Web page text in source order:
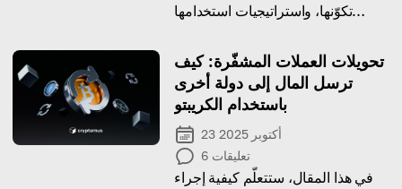
تكوّنها، واستراتيجيات استخدامها
تحويلات العملات المشفّرة: كيف
ترسل المال إلى دولة أخرى
باستخدام الكريبتو
23 أكتوبر 2025
6 تعليقات
في هذا المقال، ستتعلّم كيفية إجراء